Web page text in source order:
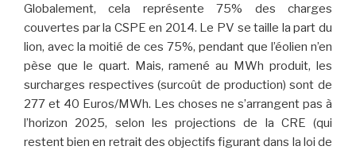
Globalement, cela représente 75% des charges
couvertes par la CSPE en 2014. Le PV se taille la part du
lion, avec la moitié de ces 75%, pendant que l’éolien n’en
pèse que le quart. Mais, ramené au MWh produit, les
surcharges respectives (surcoût de production) sont de
277 et 40 Euros/MWh. Les choses ne s’arrangent pas à
l’horizon 2025, selon les projections de la CRE (qui
restent bien en retrait des objectifs figurant dans la loi de